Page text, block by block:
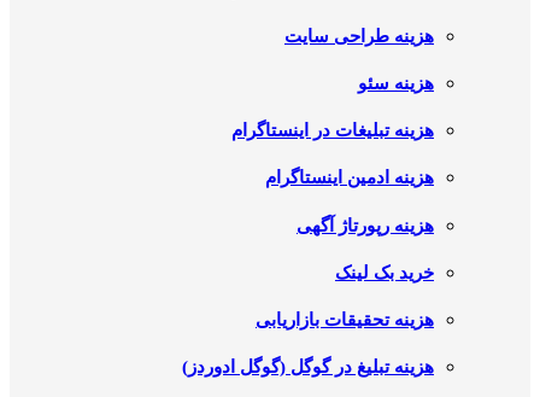
هزینه طراحی سایت
هزینه سئو
هزینه تبلیغات در اینستاگرام
هزینه ادمین اینستاگرام
هزینه رپورتاژ آگهی
خرید بک لینک
هزینه تحقیقات بازاریابی
هزینه تبلیغ در گوگل (گوگل ادوردز)